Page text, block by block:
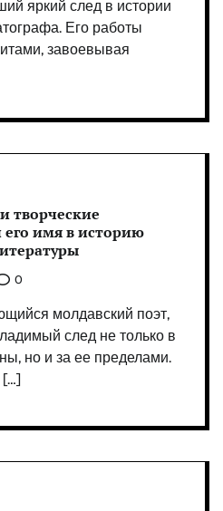
яркий след в истории
Его работы
завоевывая
творческие
имя в историю
0
молдавский поэт,
след не только в
но и за ее пределами.
[…]